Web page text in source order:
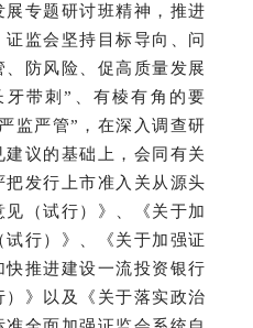
专题研讨班精神，推进
监会坚持目标导向、问
防风险、促高质量发展
带刺”、有棱有角的要
监严管”，在深入调查研
议的基础上，会同有关
发行上市准入关从源头
见（试行）》、《关于加
行）》、《关于加强证
推进建设一流投资银行
》以及《关于落实政治